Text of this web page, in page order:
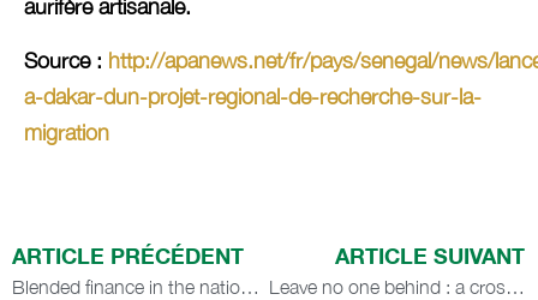
aurifère artisanale.
Source : http://apanews.net/fr/pays/senegal/news/
a-dakar-dun-projet-regional-de-recherche-sur-la-
migration
ARTICLE PRÉCÉDENT
Blended finance in the national planning processes and the SDGs in Least Developed Countries: Evidence from Senegal
ARTICLE SUIVANT
Leave no one behind : a cross-country synthesis